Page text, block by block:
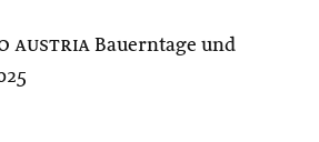
austria Bauerntage und